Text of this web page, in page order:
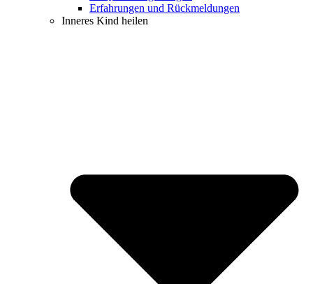
Erfahrungen und Rückmeldungen
Inneres Kind heilen